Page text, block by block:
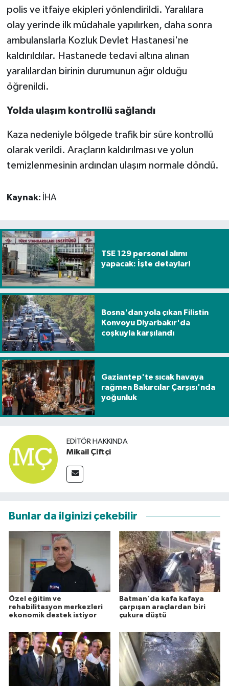
polis ve itfaiye ekipleri yönlendirildi. Yaralılara
olay yerinde ilk müdahale yapılırken, daha sonra
ambulanslarla Kozluk Devlet Hastanesi'ne
kaldırıldılar. Hastanede tedavi altına alınan
yaralılardan birinin durumunun ağır olduğu
öğrenildi.
Yolda ulaşım kontrollü sağlandı
Kaza nedeniyle bölgede trafik bir süre kontrollü
olarak verildi. Araçların kaldırılması ve yolun
temizlenmesinin ardından ulaşım normale döndü.
Kaynak: İHA
TSE 129 personel alımı
yapacak: İşte detaylar!
Bosna'dan yola çıkan Filistin
Konvoyu Diyarbakır'da
coşkuyla karşılandı
Gaziantep'te sıcak havaya
rağmen Bakırcılar Çarşısı'nda
yoğunluk
EDITÖR HAKKINDA
Mikail Çiftçi
Bunlar da ilginizi çekebilir
Özel eğitim ve
rehabilitasyon merkezleri
ekonomik destek istiyor
Batman'da kafa kafaya
çarpışan araçlardan biri
çukura düştü